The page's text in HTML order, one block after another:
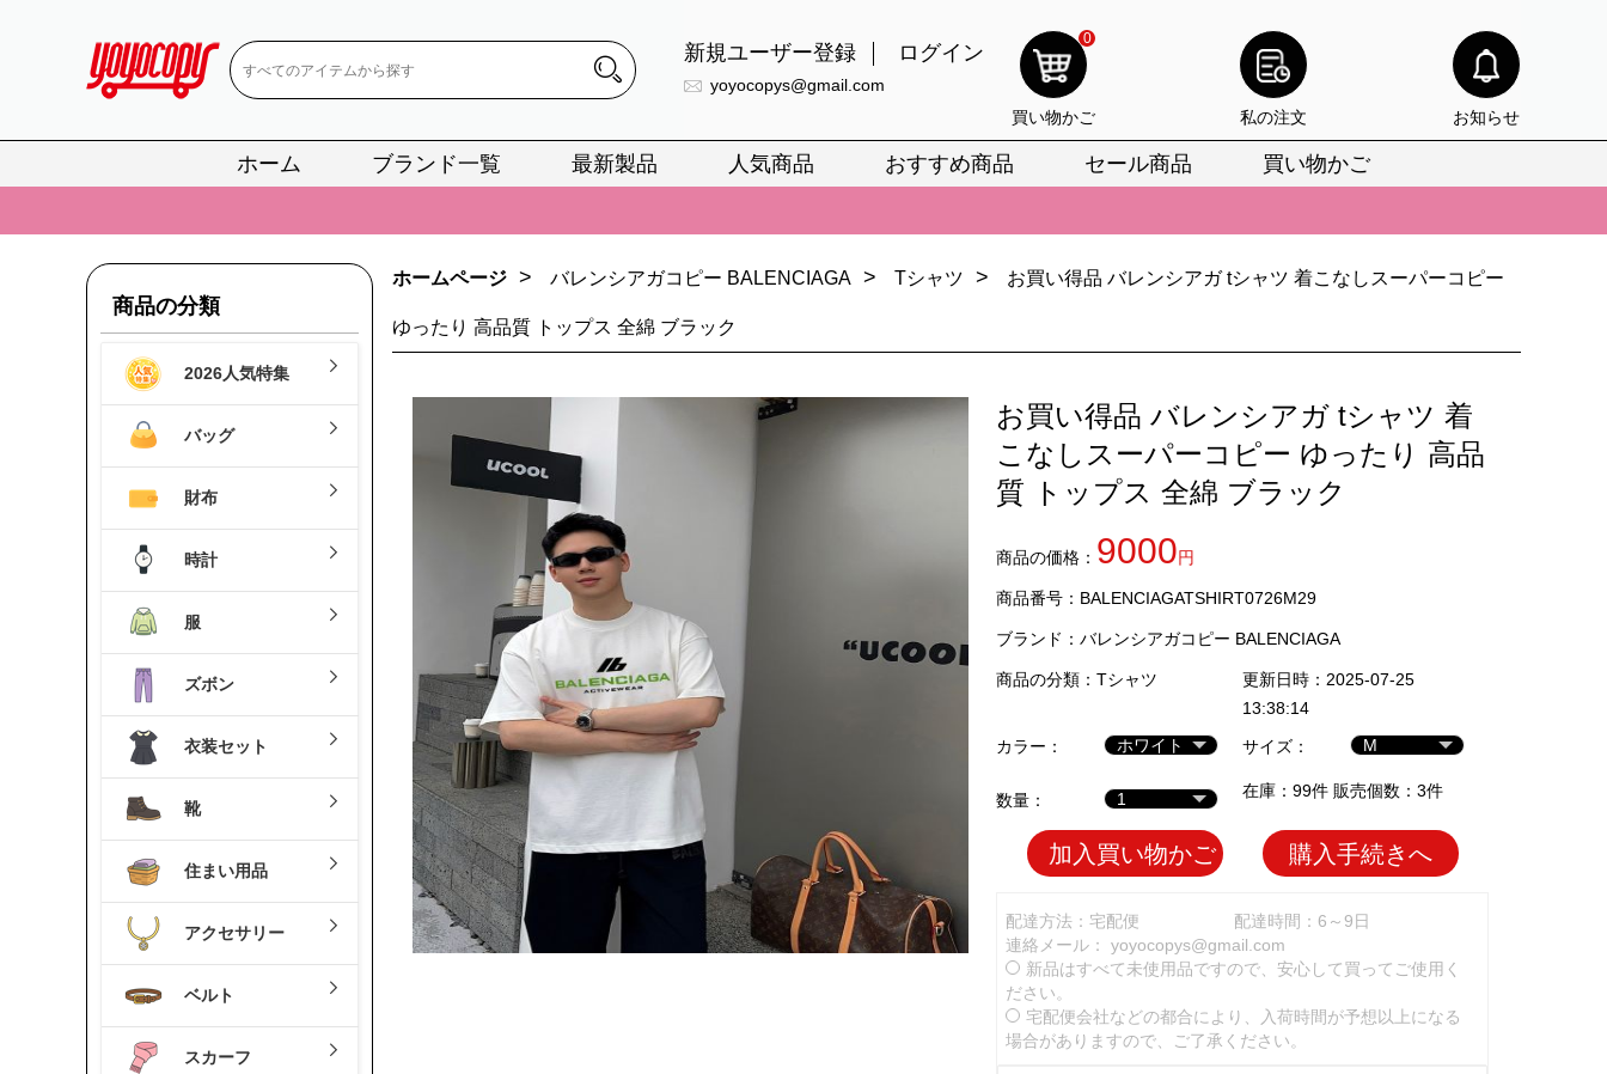
新規ユーザー登録 ログイン
yoyocopys@gmail.com
0
買い物かご 私の注文 お知らせ
ホーム ブランド一覧 最新製品 人気商品 おすすめ商品 セール商品 買い物かご
📢 当店は正真正銘のn級スーパーコピーのみ取扱い。最高品質の再現度を安心してお選びいただけます。
📢
📢 新作入荷！ルイ・ヴィトンスーパーコピー バッグ最新モデルが登場。上質な仕上がりをお見逃しなく。
📢 当店は正真正銘のn級スーパーコピーのみ取扱い。最高品質の再現度を安心してお選びいただけます。
新作入荷！ルイ・ヴィトンスーパーコピー バッグ最新モデルが登場。上質な仕上がりをお見逃しなく。
商品の分類
2026人気特集
バッグ
財布
時計
服
ズボン
衣装セット
靴
住まい用品
アクセサリー
ベルト
スカーフ
ホームページ > バレンシアガコピー BALENCIAGA > Tシャツ > お買い得品 バレンシアガ tシャツ 着こなしスーパーコピー
ゆったり 高品質 トップス 全綿 ブラック
お買い得品 バレンシアガ tシャツ 着
こなしスーパーコピー ゆったり 高品
質 トップス 全綿 ブラック
商品の価格： 9000円
商品番号：BALENCIAGATSHIRT0726M29
ブランド： バレンシアガコピー BALENCIAGA
商品の分類： Tシャツ
更新日時：2025-07-25
13:38:14
カラー：
サイズ：
数量： 在庫：99件 販売個数：3件
加入買い物かご 購入手続きへ
配達方法：宅配便
配達時間：6～9日
連絡メール： yoyocopys@gmail.com
新品はすべて未使用品ですので、安心して買ってご使用く
ださい。
宅配便会社などの都合により、入荷時間が予想以上になる
場合がありますので、ご了承ください。